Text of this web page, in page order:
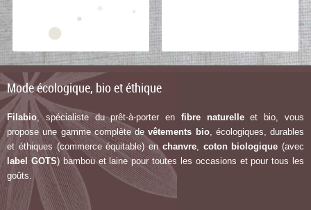
Mode écologique, bio et éthique
Filabio , spécialiste du prêt-à-porter en fibre naturelleet bio, vous
propose une gamme complète devêtements bio, écologiques, durables
et éthiques (commerce équitable) en chanvre, coton biologique (avec
label GOTS) bambou et laine pour toutes les occasions et pour tous les
goûts.